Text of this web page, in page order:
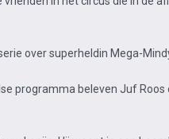
over superheldin Mega-
programma beleven Juf